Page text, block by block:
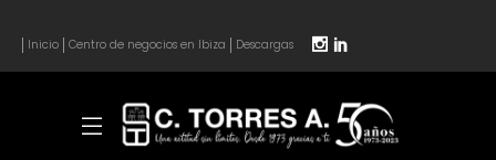
Inicio Centro de negocios en Ibiza Descargas